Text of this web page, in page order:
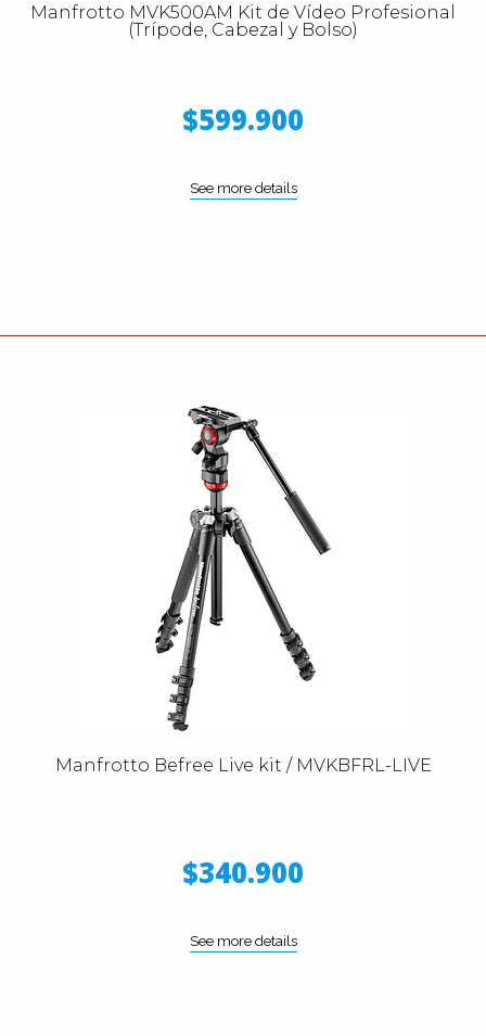
Manfrotto MVK500AM Kit de Vídeo Profesional
(Trípode, Cabezal y Bolso)
$599.900
See more details
Manfrotto Befree Live kit / MVKBFRL-LIVE
$340.900
See more details